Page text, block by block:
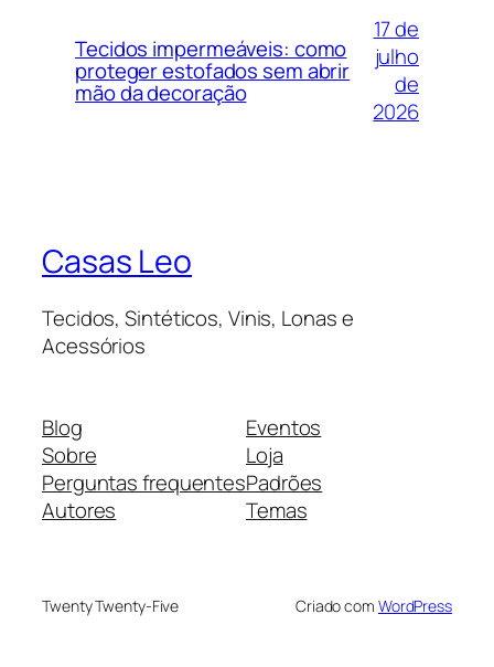
Tecidos impermeáveis: como
proteger estofados sem abrir
mão da decoração
17 de
julho
de
2026
Casas Leo
Tecidos, Sintéticos, Vinis, Lonas e
Acessórios
Blog
Sobre
Perguntas frequentes
Autores
Eventos
Loja
Padrões
Temas
Twenty Twenty-Five Criado com WordPress